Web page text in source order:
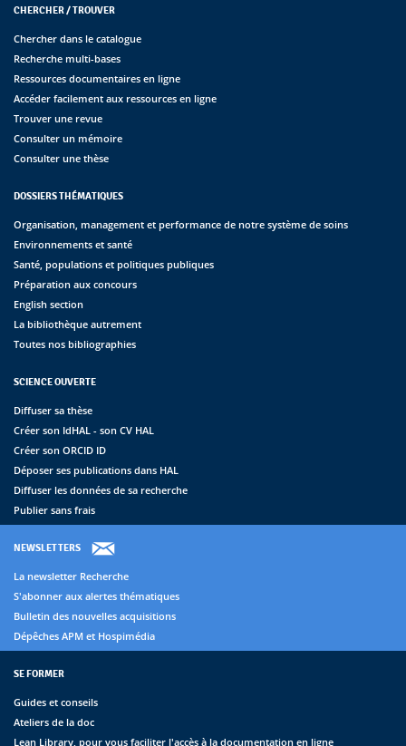
CHERCHER / TROUVER
Chercher dans le catalogue
Recherche multi-bases
Ressources documentaires en ligne
Accéder facilement aux ressources en ligne
Trouver une revue
Consulter un mémoire
Consulter une thèse
DOSSIERS THÉMATIQUES
Organisation, management et performance de notre système de soins
Environnements et santé
Santé, populations et politiques publiques
Préparation aux concours
English section
La bibliothèque autrement
Toutes nos bibliographies
SCIENCE OUVERTE
Diffuser sa thèse
Créer son IdHAL - son CV HAL
Créer son ORCID ID
Déposer ses publications dans HAL
Diffuser les données de sa recherche
Publier sans frais
NEWSLETTERS
La newsletter Recherche
S'abonner aux alertes thématiques
Bulletin des nouvelles acquisitions
Dépêches APM et Hospimédia
SE FORMER
Guides et conseils
Ateliers de la doc
Lean Library, pour vous faciliter l'accès à la documentation en ligne